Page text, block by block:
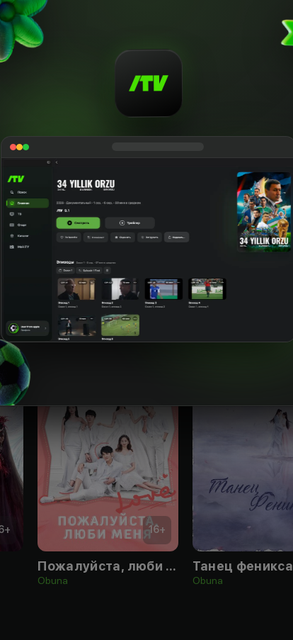
guruhi
И Хао
Aktyor
Чжан Юй
boshqa ishlari
+ 16+
Пожалуйста, люби меня
Obuna
Танец феникса
Obuna